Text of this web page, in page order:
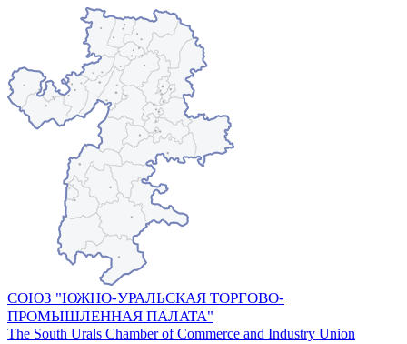
СОЮЗ "ЮЖНО-УРАЛЬСКАЯ ТОРГОВО-
ПРОМЫШЛЕННАЯ ПАЛАТА"
The South Urals Chamber of Commerce and Industry Union